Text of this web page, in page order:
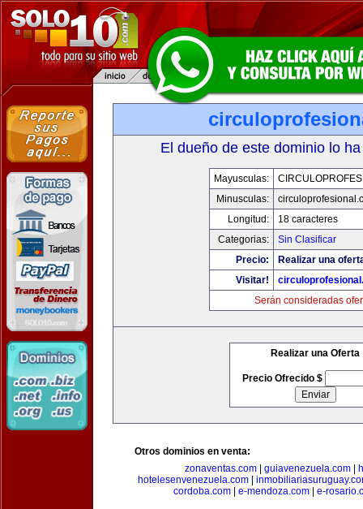
El dueño de este dominio lo
Mayusculas:
Minusculas:
Longitud:
18 caracteres
Categorias:
Sin Clasificar
Precio:
Realizar una
Visitar!
Serán consideradas
Realizar una Oferta
Precio Ofrecido $
Otros dominios en venta:
zonaventas.com| guiavenezuela.com|
hotelesenvenezuela.com
cordoba.com| e-mendoza.com| e-